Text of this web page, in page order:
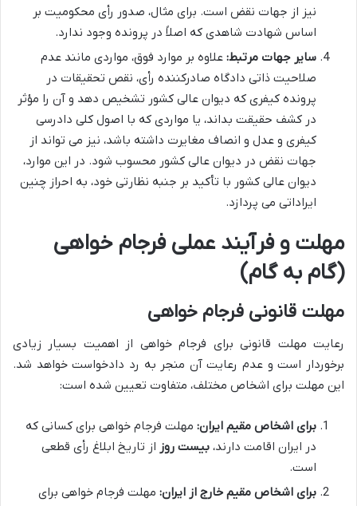
نیز از جهات نقض است. برای مثال، صدور رأی محکومیت بر
اساس شهادت شاهدی که اصلاً در پرونده وجود ندارد.
سایر جهات مرتبط: علاوه بر موارد فوق، مواردی مانند عدم
صلاحیت ذاتی دادگاه صادرکننده رأی، نقص تحقیقات در
پرونده کیفری که دیوان عالی کشور تشخیص دهد و آن را مؤثر
در کشف حقیقت بداند، یا مواردی که با اصول کلی دادرسی
کیفری و عدل و انصاف مغایرت داشته باشد، نیز می تواند از
جهات نقض در دیوان عالی کشور محسوب شود. در این موارد،
دیوان عالی کشور با تأکید بر جنبه نظارتی خود، به احراز چنین
ایراداتی می پردازد.
مهلت و فرآیند عملی فرجام خواهی
(گام به گام)
مهلت قانونی فرجام خواهی
رعایت مهلت قانونی برای فرجام خواهی از اهمیت بسیار زیادی
برخوردار است و عدم رعایت آن منجر به رد دادخواست خواهد شد.
این مهلت برای اشخاص مختلف، متفاوت تعیین شده است:
برای اشخاص مقیم ایران: مهلت فرجام خواهی برای کسانی که
در ایران اقامت دارند، بیست روز از تاریخ ابلاغ رأی قطعی
است.
برای اشخاص مقیم خارج از ایران: مهلت فرجام خواهی برای